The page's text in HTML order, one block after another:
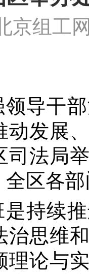
京组
领导干
动发展
司法局
区各
是持续
治思维
理论与